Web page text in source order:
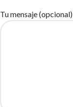
Tu mensaje (opcional)